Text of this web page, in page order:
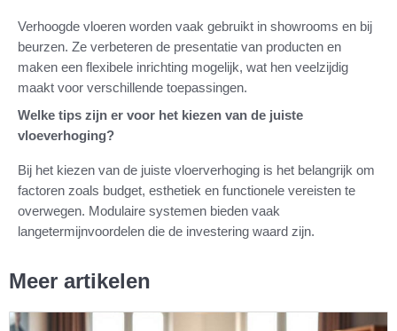
Verhoogde vloeren worden vaak gebruikt in showrooms en bij
beurzen. Ze verbeteren de presentatie van producten en
maken een flexibele inrichting mogelijk, wat hen veelzijdig
maakt voor verschillende toepassingen.
Welke tips zijn er voor het kiezen van de juiste
vloeverhoging?
Bij het kiezen van de juiste vloerverhoging is het belangrijk om
factoren zoals budget, esthetiek en functionele vereisten te
overwegen. Modulaire systemen bieden vaak
langetermijnvoordelen die de investering waard zijn.
Meer artikelen